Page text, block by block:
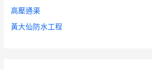
高壓通渠
黃大仙防水工程